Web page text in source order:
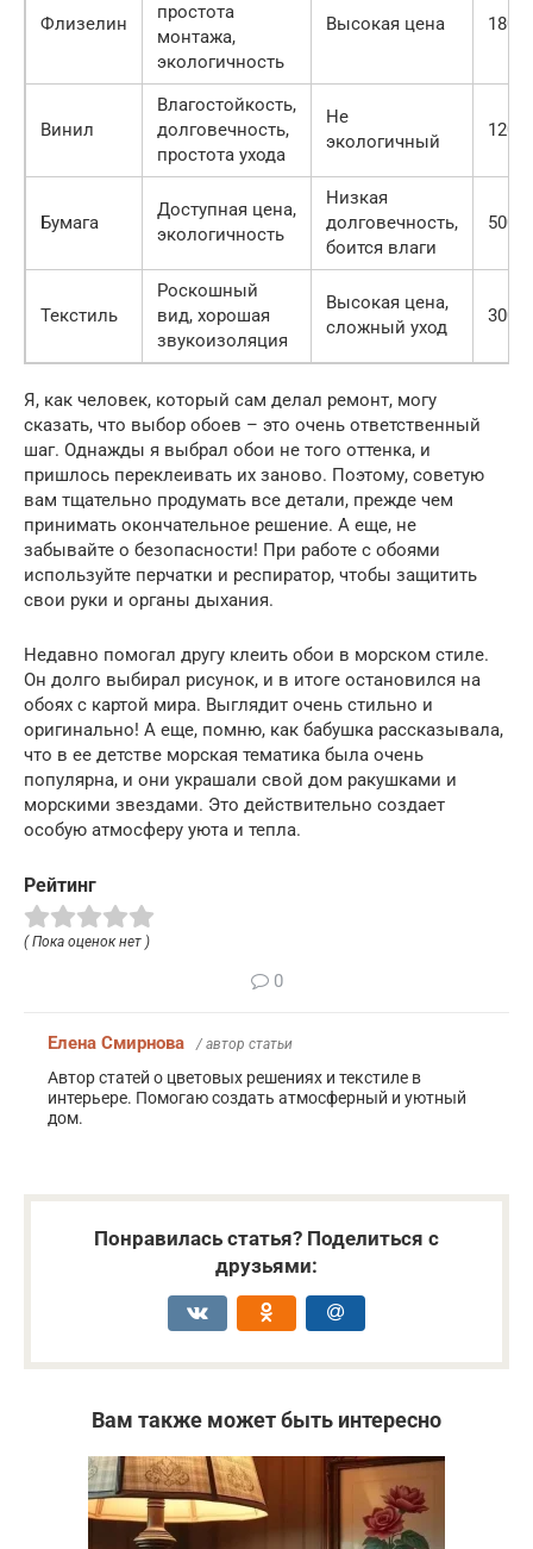
Флизелин
простота
монтажа,
экологичность
Высокая цена 1800
Винил
Влагостойкость,
долговечность,
простота ухода
Не
экологичный
1200
Бумага
Доступная цена,
экологичность
Низкая
долговечность,
боится влаги
500
Текстиль
Роскошный
вид, хорошая
звукоизоляция
Высокая цена,
сложный уход
3000
Я, как человек, который сам делал ремонт, могу
сказать, что выбор обоев – это очень ответственный
шаг. Однажды я выбрал обои не того оттенка, и
пришлось переклеивать их заново. Поэтому, советую
вам тщательно продумать все детали, прежде чем
принимать окончательное решение. А еще, не
забывайте о безопасности! При работе с обоями
используйте перчатки и респиратор, чтобы защитить
свои руки и органы дыхания.
Недавно помогал другу клеить обои в морском стиле.
Он долго выбирал рисунок, и в итоге остановился на
обоях с картой мира. Выглядит очень стильно и
оригинально! А еще, помню, как бабушка рассказывала,
что в ее детстве морская тематика была очень
популярна, и они украшали свой дом ракушками и
морскими звездами. Это действительно создает
особую атмосферу уюта и тепла.
Рейтинг
( Пока оценок нет )
0
Елена Смирнова / автор статьи
Автор статей о цветовых решениях и текстиле в
интерьере. Помогаю создать атмосферный и уютный
дом.
Понравилась статья? Поделиться с
друзьями:
Вам также может быть интересно